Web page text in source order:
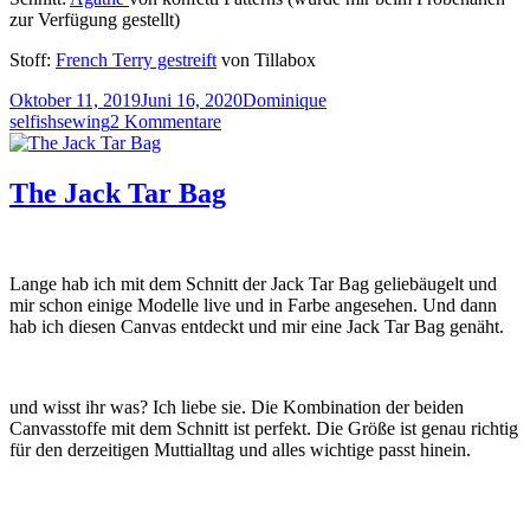
zur Verfügung gestellt)
Stoff: French Terry gestreift von Tillabox
Veröffentlicht
am
Oktober 11, 2019Juni 16, 2020Autor
DominiqueKategorien
selfishsewing2 Kommentarezu
The Jack Tar Bag
Lange hab ich mit dem Schnitt der Jack Tar Bag geliebäugelt und
mir schon einige Modelle live und in Farbe angesehen. Und dann
hab ich diesen Canvas entdeckt und mir eine Jack Tar Bag genäht.
und wisst ihr was? Ich liebe sie. Die Kombination der beiden
Canvasstoffe mit dem Schnitt ist perfekt. Die Größe ist genau richtig
für den derzeitigen Muttialltag und alles wichtige passt hinein.